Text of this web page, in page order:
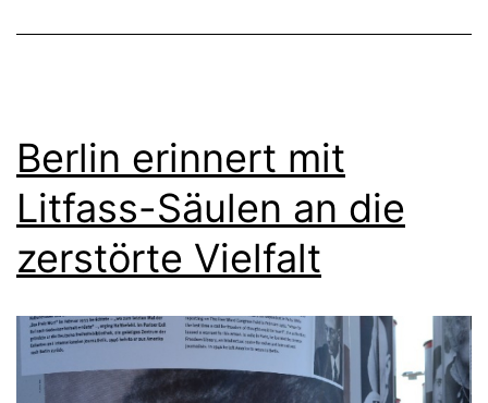
Berlin erinnert mit
Litfass-Säulen an die
zerstörte Vielfalt